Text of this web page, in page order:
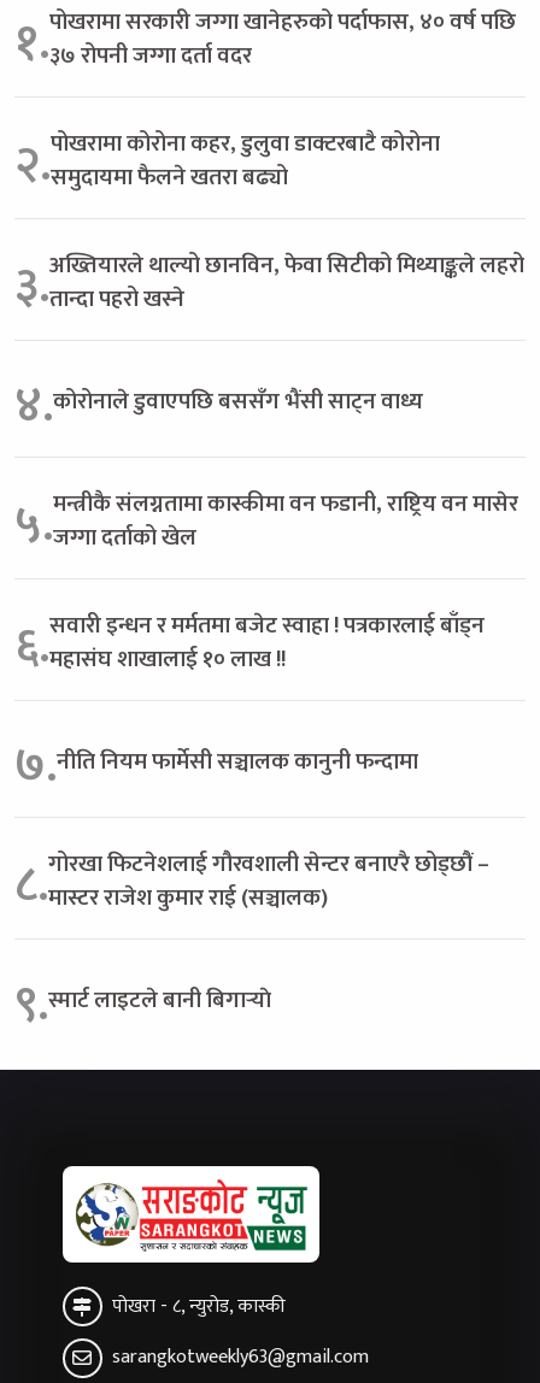
१.पोखरामा सरकारी जग्गा खानेहरुको पर्दाफास, ४० वर्ष पछि
३७ रोपनी जग्गा दर्ता वदर
२.पोखरामा कोरोना कहर, डुलुवा डाक्टरबाटै कोरोना
समुदायमा फैलने खतरा बढ्यो
३.अख्तियारले थाल्यो छानविन, फेवा सिटीको मिथ्याङ्कले लहरो
तान्दा पहरो खस्ने
४.कोरोनाले डुवाएपछि बससँग भैंसी साट्न वाध्य
५.मन्त्रीकै संलग्नतामा कास्कीमा वन फडानी, राष्ट्रिय वन मासेर
जग्गा दर्ताको खेल
६.सवारी इन्धन र मर्मतमा बजेट स्वाहा ! पत्रकारलाई बाँड्न
महासंघ शाखालाई १० लाख !!
७.नीति नियम फार्मेसी सञ्चालक कानुनी फन्दामा
८.गोरखा फिटनेशलाई गौरवशाली सेन्टर बनाएरै छोड्छौं –
मास्टर राजेश कुमार राई (सञ्चालक)
९.स्मार्ट लाइटले बानी बिगार्‍याे
पोखरा - ८, न्युरोड, कास्की
sarangkotweekly63@gmail.com